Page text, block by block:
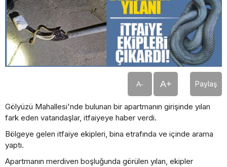
A- A+ Paylaş
Gölyüzü Mahallesi'nde bulunan bir apartmanın girişinde yılan
fark eden vatandaşlar, itfaiyeye haber verdi.
Bölgeye gelen itfaiye ekipleri, bina etrafında ve içinde arama
yaptı.
Apartmanın merdiven boşluğunda görülen yılan, ekipler